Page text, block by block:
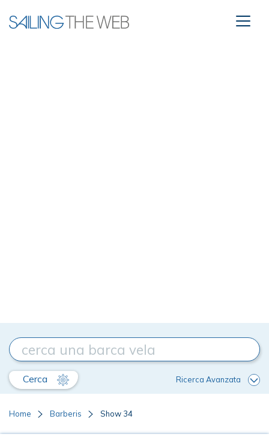
Cerca Ricerca Avanzata
Home Barberis Show 34